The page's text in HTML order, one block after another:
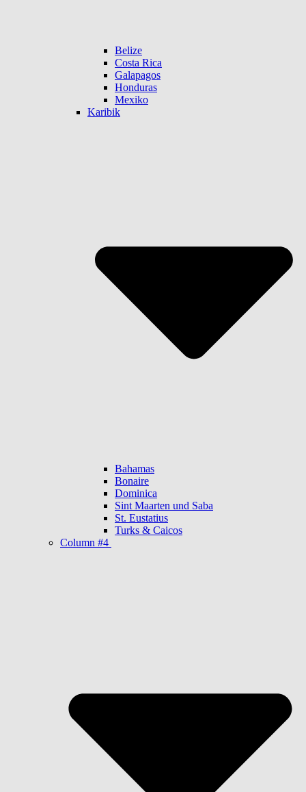
Belize
Costa Rica
Galapagos
Honduras
Mexiko
Karibik
Bahamas
Bonaire
Dominica
Sint Maarten und Saba
St. Eustatius
Turks & Caicos
Column #4